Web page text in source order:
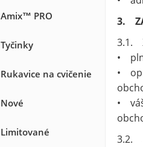
Amix™ PRO
Tyčinky
Rukavice na cvičenie
Nové
Limitované
3.
3.1.
•
•
•
3.2.